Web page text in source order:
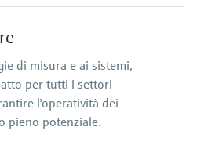
di misura e ai sistemi,
per tutti i settori
l'operatività dei
pieno potenziale.